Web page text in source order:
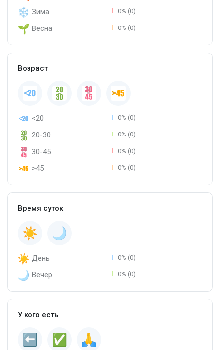
Зима 0% (0)
Весна 0% (0)
Возраст
<20 0% (0)
20-30 0% (0)
30-45 0% (0)
>45 0% (0)
Время суток
День 0% (0)
Вечер 0% (0)
У кого есть